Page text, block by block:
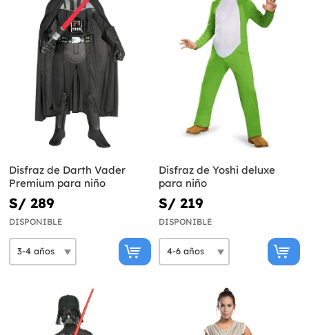
Disfraz de Darth Vader
Premium para niño
S/ 289
DISPONIBLE
Disfraz de Yoshi deluxe
para niño
S/ 219
DISPONIBLE